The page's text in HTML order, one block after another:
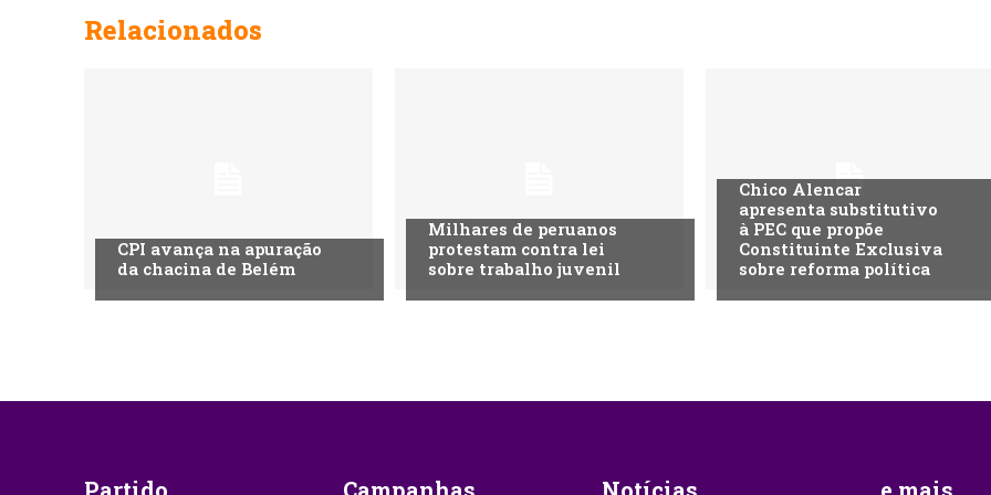
Relacionados
CPI avança na apuração
da chacina de Belém
Milhares de peruanos
protestam contra lei
sobre trabalho juvenil
Chico Alencar
apresenta substitutivo
à PEC que propõe
Constituinte Exclusiva
sobre reforma política